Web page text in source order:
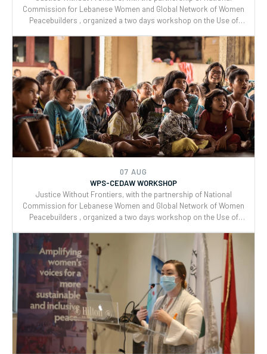
07 AUG
WPS-CEDAW WORKSHOP
Justice Without Frontiers, with the partnership of National
Commission for Lebanese Women and Global Network of Women
Peacebuilders , organized a two days workshop on the Use of
CEDAW General Recommendations (GRs) 30 and for Monitoring,
Reporting and Joint implementation of the Women, Peace, and
and CEDAW.
WPS-CEDAW WORKSHOP
Justice Without Frontiers, with the partnership of National
Commission for Lebanese Women and Global Network of Women
Peacebuilders , organized a two days workshop on the Use of
CEDAW General Recommendations (GRs) 30 and for Monitoring,
Reporting and Joint implementation of the Women, Peace, and